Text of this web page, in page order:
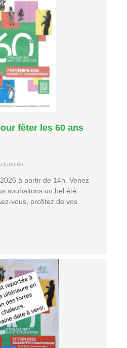
fêter les 60 ans
à partir de 14h. Venez
souhaitons un bel été.
vous, profitez de vos